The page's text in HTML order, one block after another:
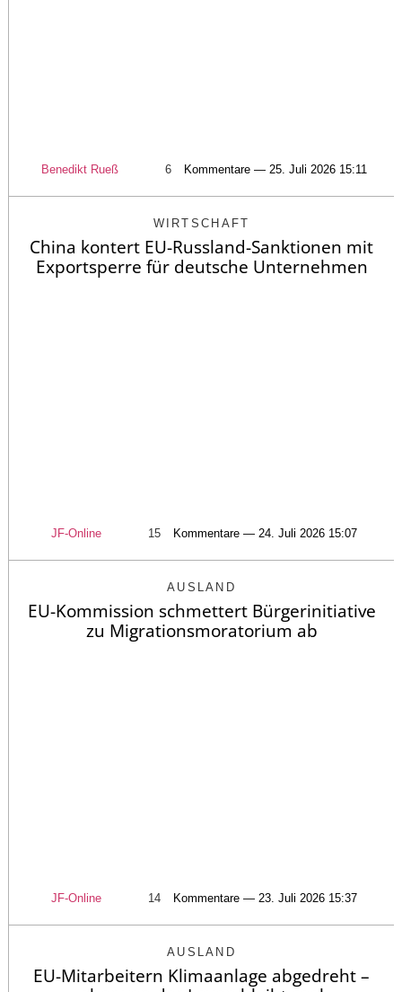
Benedikt Rueß 6 Kommentare — 25. Juli 2026 15:11
WIRTSCHAFT
China kontert EU-Russland-Sanktionen mit
Exportsperre für deutsche Unternehmen
JF-Online 15 Kommentare — 24. Juli 2026 15:07
AUSLAND
EU-Kommission schmettert Bürgerinitiative
zu Migrationsmoratorium ab
JF-Online 14 Kommentare — 23. Juli 2026 15:37
AUSLAND
EU-Mitarbeitern Klimaanlage abgedreht –